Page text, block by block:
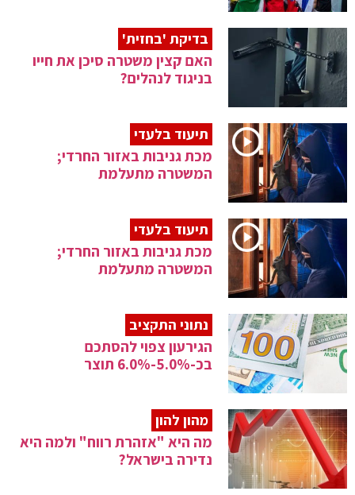
בדיקת 'בחזית'
האם קצין משטרה סיכן את חייו
בניגוד לנהלים?
תיעוד בלעדי
מכת גניבות באזור החרדי;
המשטרה מתעלמת
תיעוד בלעדי
מכת גניבות באזור החרדי;
המשטרה מתעלמת
נתוני התקציב
הגירעון צפוי להסתכם
בכ-5.0%-6.0% תוצר
מהון להון
מה היא "אזהרת רווח" ולמה היא
נדירה בישראל?